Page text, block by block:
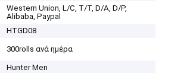
Western Union, L/C, T/T, D/A, D/P,
Alibaba, Paypal
HTGD08
300rolls ανά ημέρα
Hunter Men